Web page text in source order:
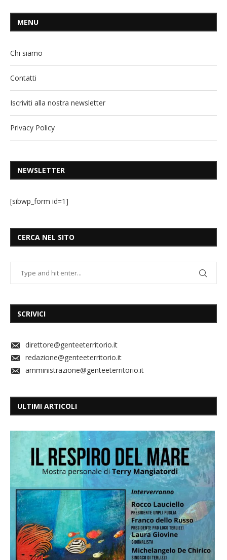
MENU
Chi siamo
Contatti
Iscriviti alla nostra newsletter
Privacy Policy
NEWSLETTER
[sibwp_form id=1]
CERCA NEL SITO
SCRIVICI
direttore@genteeterritorio.it
redazione@genteeterritorio.it
amministrazione@genteeterritorio.it
ULTIMI ARTICOLI